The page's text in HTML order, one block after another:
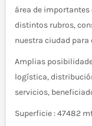
área de
distintos rubros,
nuestra ciudad para
Amplias
logística,
servicios,
Superficie : 47482